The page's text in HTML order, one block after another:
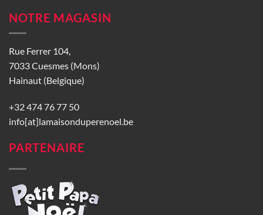
NOTRE MAGASIN
Rue Ferrer 104,
7033 Cuesmes (Mons)
Hainaut (Belgique)
+32 474 76 77 50
info[at]lamaisonduperenoel.be
PARTENAIRE